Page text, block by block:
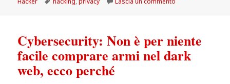
Cybersecurity: Non è per niente
facile comprare armi nel dark
web, ecco perché